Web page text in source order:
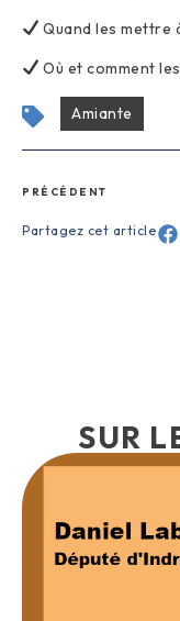
Quand les mettre
Où et comment
Amiante
PRÉCÉDENT
Partagez cet article
SUR